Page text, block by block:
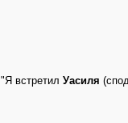
"Я встретил Уасиля